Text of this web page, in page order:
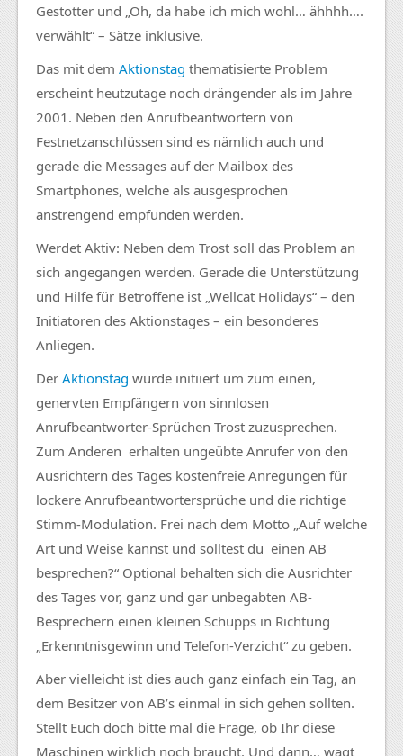
Gestotter und „Oh, da habe ich mich wohl… ähhhh….
verwählt“ – Sätze inklusive.
Das mit dem Aktionstag thematisierte Problem
erscheint heutzutage noch drängender als im Jahre
2001. Neben den Anrufbeantwortern von
Festnetzanschlüssen sind es nämlich auch und
gerade die Messages auf der Mailbox des
Smartphones, welche als ausgesprochen
anstrengend empfunden werden.
Werdet Aktiv: Neben dem Trost soll das Problem an
sich angegangen werden. Gerade die Unterstützung
und Hilfe für Betroffene ist „Wellcat Holidays“ – den
Initiatoren des Aktionstages – ein besonderes
Anliegen.
Der Aktionstag wurde initiiert um zum einen,
genervten Empfängern von sinnlosen
Anrufbeantworter-Sprüchen Trost zuzusprechen.
Zum Anderen erhalten ungeübte Anrufer von den
Ausrichtern des Tages kostenfreie Anregungen für
lockere Anrufbeantwortersprüche und die richtige
Stimm-Modulation. Frei nach dem Motto „Auf welche
Art und Weise kannst und solltest du einen AB
besprechen?“ Optional behalten sich die Ausrichter
des Tages vor, ganz und gar unbegabten AB-
Besprechern einen kleinen Schupps in Richtung
„Erkenntnisgewinn und Telefon-Verzicht“ zu geben.
Aber vielleicht ist dies auch ganz einfach ein Tag, an
dem Besitzer von AB’s einmal in sich gehen sollten.
Stellt Euch doch bitte mal die Frage, ob Ihr diese
Maschinen wirklich noch braucht. Und dann… wagt